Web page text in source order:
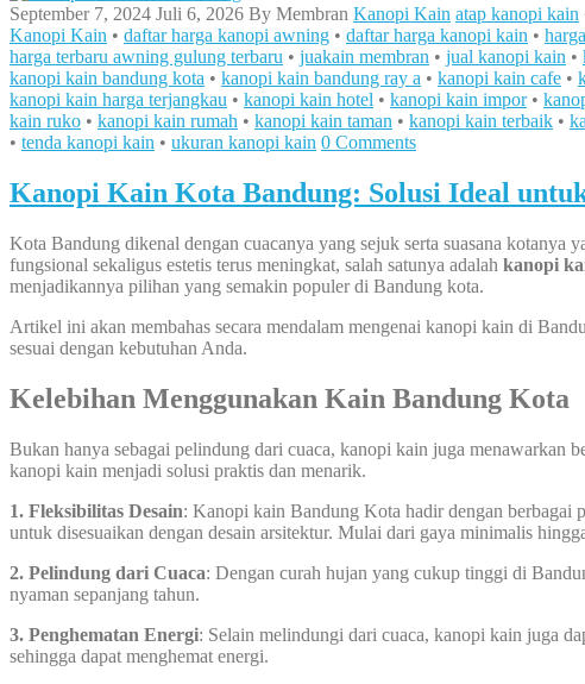
September 7, 2024 Juli 6, 2026 By Membran Kanopi Kain atap kanopi kain
Kanopi Kain • daftar harga kanopi awning • daftar harga kanopi kain •
harga terbaru awning gulung terbaru • juakain membran • jual kanopi kain •
kanopi kain bandung kota • kanopi kain bandung ray a • kanopi kain cafe •
kanopi kain harga terjangkau • kanopi kain hotel • kanopi kain impor•
kain ruko • kanopi kain rumah • kanopi kain taman • kanopi kain terbaik •
• tenda kanopi kain • ukuran kanopi kain 0 Comments
Kanopi Kain Kota Bandung: Solusi Ideal
Kota Bandung dikenal dengan cuacanya yang sejuk serta suasana
fungsional sekaligus estetis terus meningkat, salah satunya adalah kanopi
menjadikannya pilihan yang semakin populer di Bandung kota.
Artikel ini akan membahas secara mendalam mengenai kanopi kain di
sesuai dengan kebutuhan Anda.
Kelebihan Menggunakan Kain Bandung Kota
Bukan hanya sebagai pelindung dari cuaca, kanopi kain juga menawarkan
kanopi kain menjadi solusi praktis dan menarik.
1. Fleksibilitas Desain: Kanopi kain Bandung Kota hadir dengan berbagai
untuk disesuaikan dengan desain arsitektur. Mulai dari gaya minimalis
2. Pelindung dari Cuaca: Dengan curah hujan yang cukup tinggi di
nyaman sepanjang tahun.
3. Penghematan Energi: Selain melindungi dari cuaca, kanopi kain juga
sehingga dapat menghemat energi.